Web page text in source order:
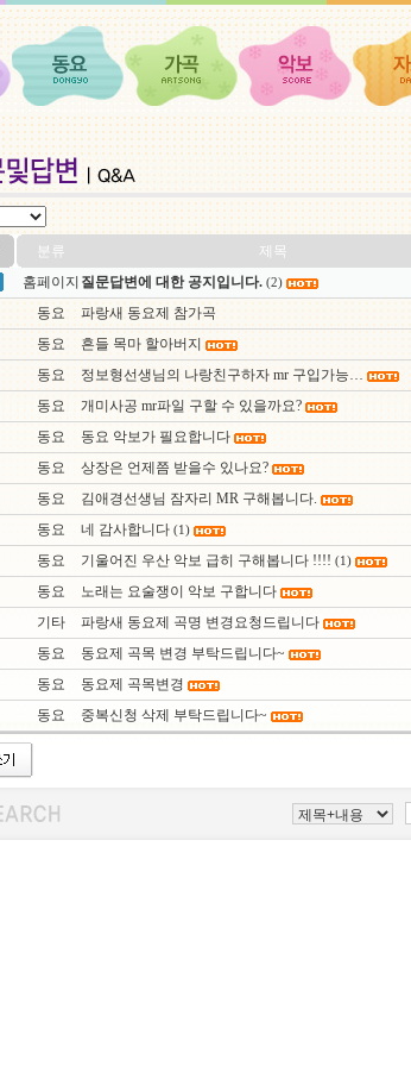
분류 제목
홈페이지 질문답변에 대한 공지입니다. (2)
동요 파랑새 동요제 참가곡
동요 흔들 목마 할아버지
동요 정보형선생님의 나랑친구하자 mr 구입가능…
동요 개미사공 mr파일 구할 수 있을까요?
동요 동요 악보가 필요합니다
동요 상장은 언제쯤 받을수 있나요?
동요 김애경선생님 잠자리 MR 구해봅니다.
동요 네 감사합니다 (1)
동요 기울어진 우산 악보 급히 구해봅니다 !!!! (1)
동요 노래는 요술쟁이 악보 구합니다
기타 파랑새 동요제 곡명 변경요청드립니다
동요 동요제 곡목 변경 부탁드립니다~
동요 동요제 곡목변경
동요 중복신청 삭제 부탁드립니다~